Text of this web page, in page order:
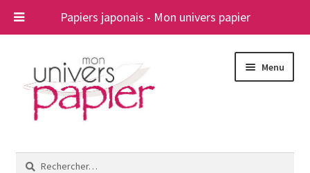
Papiers japonais - Mon univers papier
navigation
contenu
Menu
le
Rechercher :